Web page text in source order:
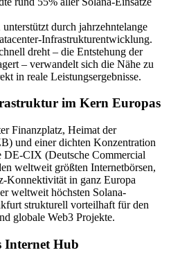
durch jahrzehntelange
Infrastrukturentwicklung.
dreht – die Entstehung der
– verwandelt sich die Nähe zu
in reale Leistungsergebnisse.
im Kern Europas
Finanzplatz, Heimat der
und einer dichten Konzentration
DE-CIX (Deutsche Commercial
weltweit größten Internetbörsen,
Konnektivität in ganz Europa
weltweit höchsten Solana-
strukturell vorteilhaft für den
globale Web3 Projekte.
Internet Hub